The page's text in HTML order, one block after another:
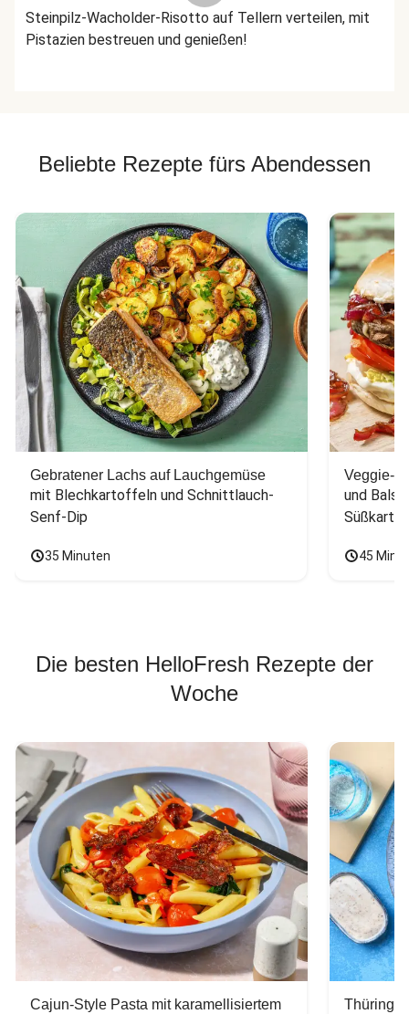
Steinpilz-Wacholder-Risotto auf Tellern verteilen, mit
Pistazien bestreuen und genießen!
Beliebte Rezepte fürs Abendessen
Gebratener Lachs auf Lauchgemüse
mit Blechkartoffeln und Schnittlauch-
Senf-Dip
35 Minuten
Veggie-
und
45
Die besten HelloFresh Rezepte der
Woche
Cajun-Style Pasta mit karamellisiertem